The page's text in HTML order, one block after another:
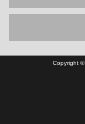
Copyright